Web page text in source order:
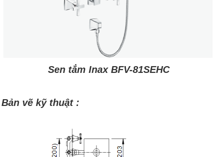
Sen tắm Inax BFV-81SEHC
Bản vẽ kỹ thuật :